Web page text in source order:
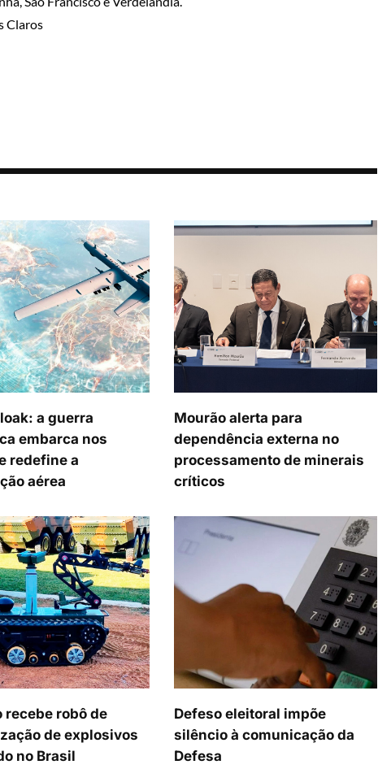
Claros
a guerra
embarca nos
redefine a
aérea
Mourão alerta para
dependência externa no
processamento de minerais
críticos
recebe robô de
de explosivos
no Brasil
Defeso eleitoral impõe
silêncio à comunicação da
Defesa